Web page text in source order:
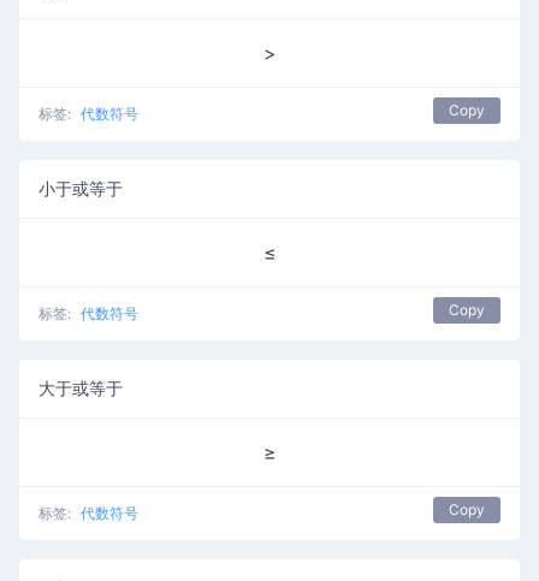
>
标签: 代数符号 Copy
小于或等于
≤
标签: 代数符号 Copy
大于或等于
≥
标签: 代数符号 Copy